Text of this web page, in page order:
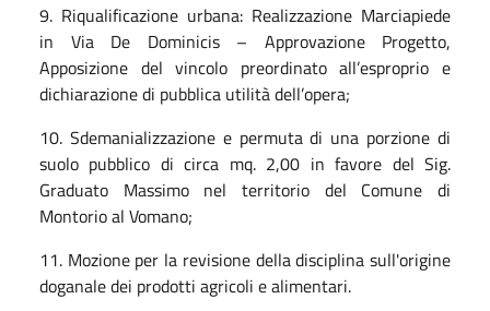
9. Riqualificazione urbana: Realizzazione Marciapiede
in Via De Dominicis – Approvazione Progetto,
Apposizione del vincolo preordinato all’esproprio e
dichiarazione di pubblica utilità dell’opera;
10. Sdemanializzazione e permuta di una porzione di
suolo pubblico di circa mq. 2,00 in favore del Sig.
Graduato Massimo nel territorio del Comune di
Montorio al Vomano;
11. Mozione per la revisione della disciplina sull'origine
doganale dei prodotti agricoli e alimentari.